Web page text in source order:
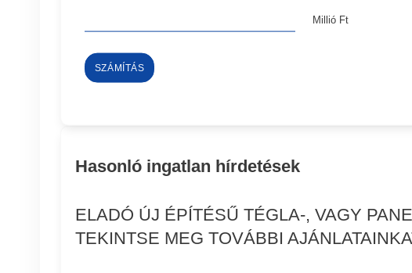
Millió Ft
SZÁMÍTÁS
Hasonló ingatlan hírdetések
ELADÓ ÚJ ÉPÍTÉSŰ TÉGLA-, VAGY
TEKINTSE MEG TOVÁBBI